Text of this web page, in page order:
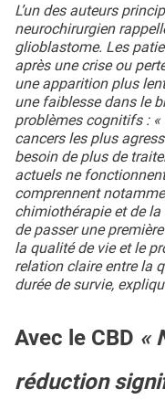
L’un des auteurs
neurochirurgien
glioblastome. Les
après une crise ou
une apparition plus
une faiblesse dans le
problèmes cognitifs : «
cancers les plus
besoin de plus de
actuels ne
comprennent
chimiothérapie et de
de passer une
la qualité de vie et le
relation claire entre la
durée de survie,
Avec le CBD «
réduction